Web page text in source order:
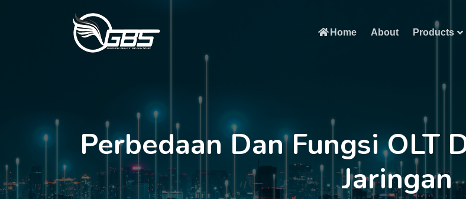
Home About Products
Perbedaan Dan Fungsi OLT
Jaringan